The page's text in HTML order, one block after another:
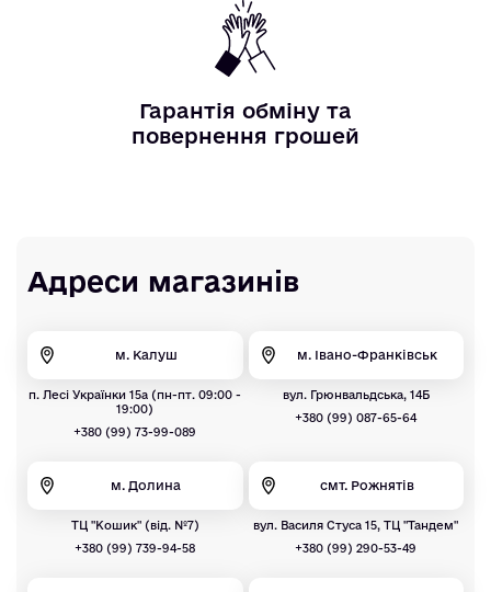
Гарантія обміну та
повернення грошей
Адреси магазинів
м. Калуш
п. Лесі Українки 15а (пн-пт. 09:00 -
19:00)
+380 (99) 73-99-089
м. Івано-Франківськ
вул. Грюнвальдська, 14Б
+380 (99) 087-65-64
м. Долина
ТЦ "Кошик" (від. №7)
+380 (99) 739-94-58
смт. Рожнятів
вул. Василя Стуса 15, ТЦ "Тандем"
+380 (99) 290-53-49